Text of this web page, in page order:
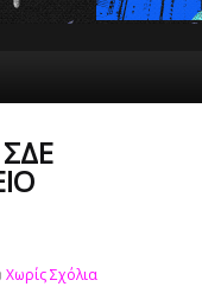
Χωρίς Σχόλια